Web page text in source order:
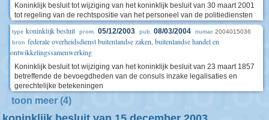
Koninklijk besluit tot wijziging van het koninklijk besluit van 30 maart 2001
tot regeling van de rechtspositie van het personeel van de politiediensten
type koninklijk besluit prom. 05/12/2003 pub. 08/03/2004 numac 2004015036
bron federale overheidsdienst buitenlandse zaken, buitenlandse handel en
ontwikkelingssamenwerking
Koninklijk besluit tot wijziging van het koninklijk besluit van 23 maart 1857
betreffende de bevoegdheden van de consuls inzake legalisaties en
gerechtelijke betekeningen
toon meer (4)